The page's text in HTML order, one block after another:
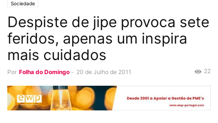
Sociedade
Despiste de jipe provoca sete
feridos, apenas um inspira
mais cuidados
Por Folha do Domingo - 20 de Julho de 2011 22